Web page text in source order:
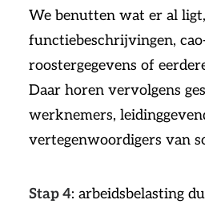
We benutten wat er al
functiebeschrijvingen,
roostergegevens of
Daar horen vervolgens
werknemers,
vertegenwoordigers van
Stap 4: arbeidsbelasting